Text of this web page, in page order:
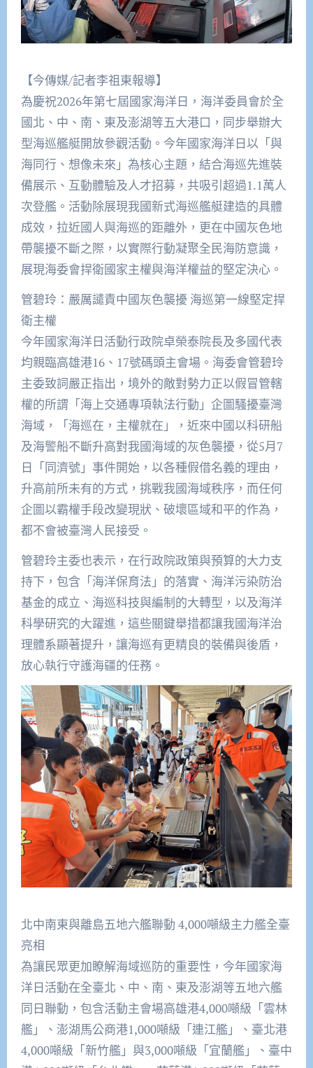
【今傳媒/記者李祖東報導】
為慶祝2026年第七屆國家海洋日，海洋委員會於全
國北、中、南、東及澎湖等五大港口，同步舉辦大
型海巡艦艇開放參觀活動。今年國家海洋日以「與
海同行、想像未來」為核心主題，結合海巡先進裝
備展示、互動體驗及人才招募，共吸引超過1.1萬人
次登艦。活動除展現我國新式海巡艦艇建造的具體
成效，拉近國人與海巡的距離外，更在中國灰色地
帶襲擾不斷之際，以實際行動凝聚全民海防意識，
展現海委會捍衛國家主權與海洋權益的堅定決心。
管碧玲：嚴厲譴責中國灰色襲擾 海巡第一線堅定捍
衛主權
今年國家海洋日活動行政院卓榮泰院長及多國代表
均親臨高雄港16、17號碼頭主會場。海委會管碧玲
主委致詞嚴正指出，境外的敵對勢力正以假冒管轄
權的所謂「海上交通專項執法行動」企圖騷擾臺灣
海域，「海巡在，主權就在」，近來中國以科研船
及海警船不斷升高對我國海域的灰色襲擾，從5月7
日「同濟號」事件開始，以各種假借名義的理由，
升高前所未有的方式，挑戰我國海域秩序，而任何
企圖以霸權手段改變現狀、破壞區域和平的作為，
都不會被臺灣人民接受。
管碧玲主委也表示，在行政院政策與預算的大力支
持下，包含「海洋保育法」的落實、海洋污染防治
基金的成立、海巡科技與編制的大轉型，以及海洋
科學研究的大躍進，這些關鍵舉措都讓我國海洋治
理體系顯著提升，讓海巡有更精良的裝備與後盾，
放心執行守護海疆的任務。
北中南東與離島五地六艦聯動 4,000噸級主力艦全臺
亮相
為讓民眾更加瞭解海域巡防的重要性，今年國家海
洋日活動在全臺北、中、南、東及澎湖等五地六艦
同日聯動，包含活動主會場高雄港4,000噸級「雲林
艦」、澎湖馬公商港1,000噸級「連江艦」、臺北港
4,000噸級「新竹艦」與3,000噸級「宜蘭艦」、臺中